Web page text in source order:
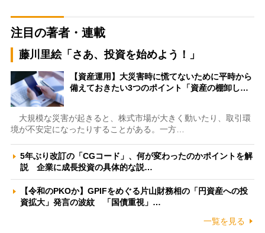
注目の著者・連載
藤川里絵「さあ、投資を始めよう！」
【資産運用】大災害時に慌てないために平時から
備えておきたい3つのポイント「資産の棚卸し…
大規模な災害が起きると、株式市場が大きく動いたり、取引環
境が不安定になったりすることがある。一方…
5年ぶり改訂の「CGコード」、何が変わったのかポイントを解
説 企業に成長投資の具体的な説…
【令和のPKOか】GPIFをめぐる片山財務相の「円資産への投
資拡大」発言の波紋 「国債重視」…
一覧を見る